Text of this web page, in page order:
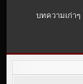
บทความเก่าๆ